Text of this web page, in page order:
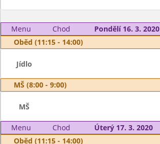
Menu Chod
Pondělí 16. 3. 2020
Oběd (11:15 - 14:00)
Jídlo
MŠ (8:00 - 9:00)
MŠ
Menu Chod
Úterý 17. 3. 2020
Oběd (11:15 - 14:00)